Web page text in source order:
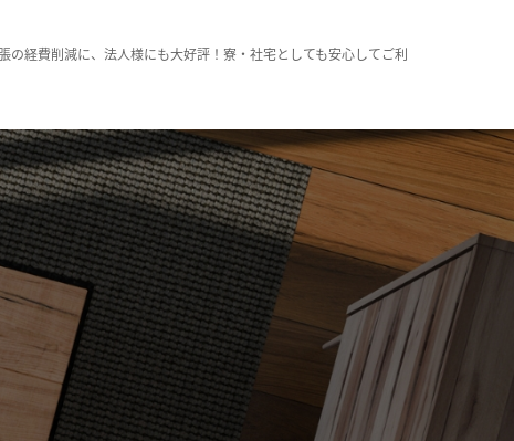
経費削減に、法人様にも大好評！寮・社宅としても安心してご利